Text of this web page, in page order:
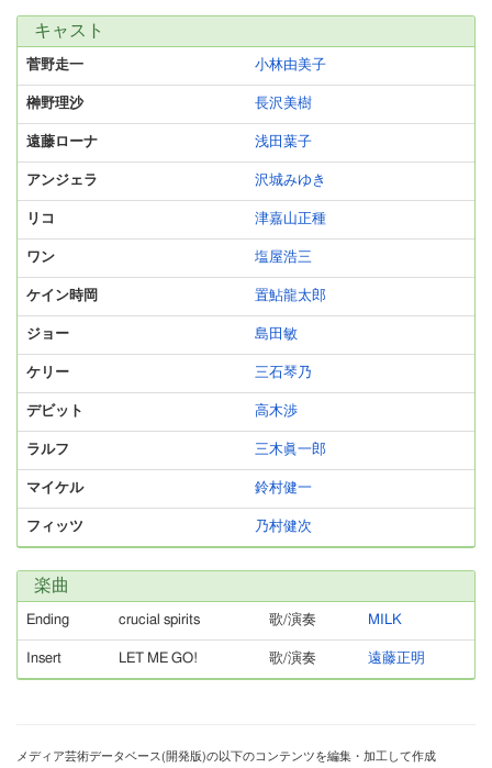
キャスト
菅野走一 小林由美子
榊野理沙 長沢美樹
遠藤ローナ 浅田葉子
アンジェラ 沢城みゆき
リコ 津嘉山正種
ワン 塩屋浩三
ケイン時岡 置鮎龍太郎
ジョー 島田敏
ケリー 三石琴乃
デビット 高木渉
ラルフ 三木眞一郎
マイケル 鈴村健一
フィッツ 乃村健次
楽曲
Ending crucial spirits 歌/演奏 MILK
Insert LET ME GO! 歌/演奏 遠藤正明
メディア芸術データベース(開発版)の以下のコンテンツを編集・加工して作成